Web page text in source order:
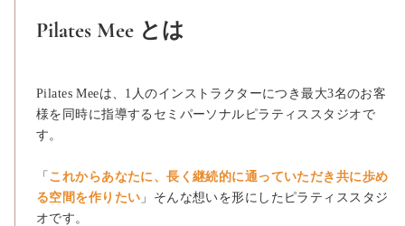
Pilates Mee とは
Pilates Meeは、1人のインストラクターにつき最大3名のお客
様を同時に指導するセミパーソナルピラティススタジオで
す。
「 これからあなたに、長く継続的に通っていただき共に歩め
る空間を作りたい 」そんな想いを形にしたピラティススタジ
オです。